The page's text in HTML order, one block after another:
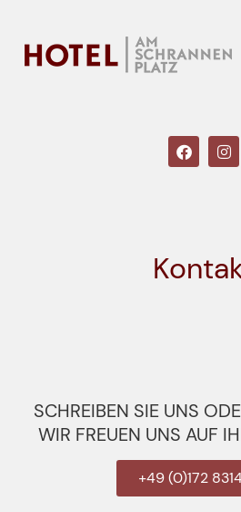
SCHREIBEN SIE UNS
WIR FREUEN UNS AUF
+49 (0)172